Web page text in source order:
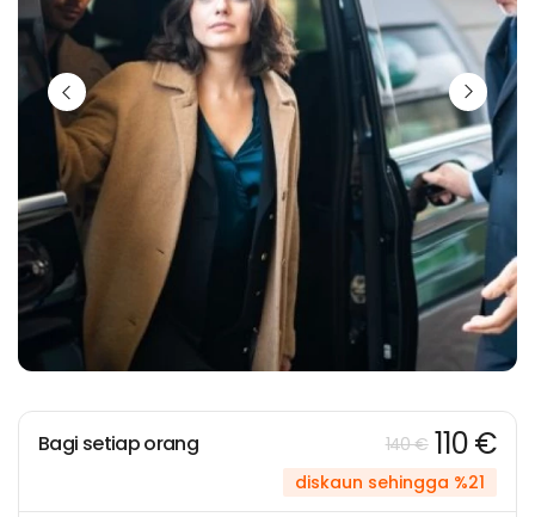
Bagi setiap orang 140 € 110 €
diskaun sehingga %21